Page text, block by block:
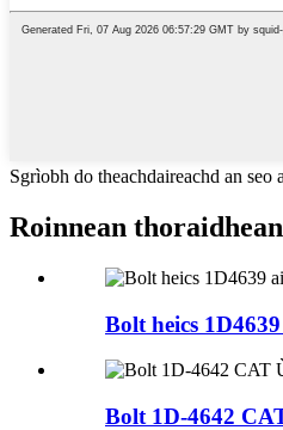
Sgrìobh do theachdaireachd an seo
Roinnean thoraidhean
Bolt heics
Bolt 1D-4642